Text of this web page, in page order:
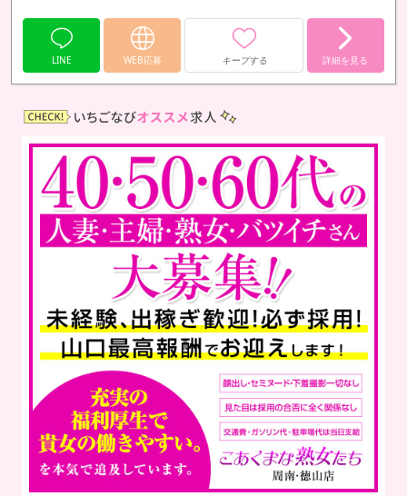
LINE WEB応募 キープする 詳細を見る